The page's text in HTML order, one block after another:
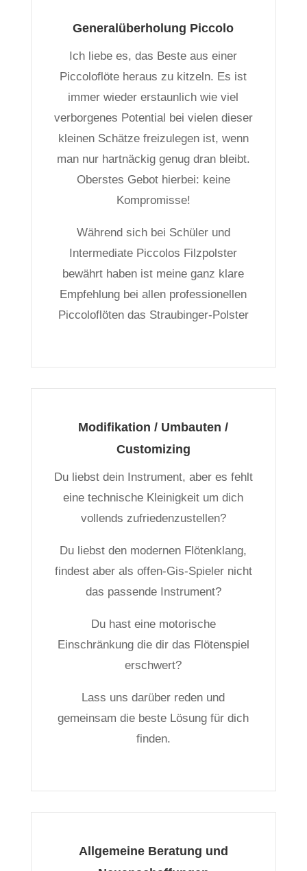
Generalüberholung Piccolo
Ich liebe es, das Beste aus einer
Piccoloflöte heraus zu kitzeln. Es ist
immer wieder erstaunlich wie viel
verborgenes Potential bei vielen dieser
kleinen Schätze freizulegen ist, wenn
man nur hartnäckig genug dran bleibt.
Oberstes Gebot hierbei: keine
Kompromisse!
Während sich bei Schüler und
Intermediate Piccolos Filzpolster
bewährt haben ist meine ganz klare
Empfehlung bei allen professionellen
Piccoloflöten das Straubinger-Polster
Modifikation / Umbauten /
Customizing
Du liebst dein Instrument, aber es fehlt
eine technische Kleinigkeit um dich
vollends zufriedenzustellen?
Du liebst den modernen Flötenklang,
findest aber als offen-Gis-Spieler nicht
das passende Instrument?
Du hast eine motorische
Einschränkung die dir das Flötenspiel
erschwert?
Lass uns darüber reden und
gemeinsam die beste Lösung für dich
finden.
Allgemeine Beratung und